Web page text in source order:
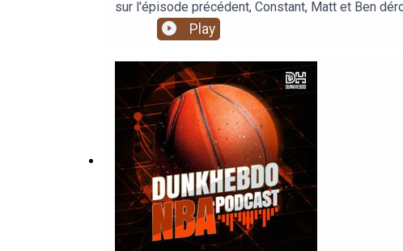
sur l'épisode précédent, Constant, Matt et Ben
qui ont marqué la NBA durant la dernière
Ben.Pour contacter le podcast:
et #7 - (1:42:55) Outro - (2:15:28)
Play